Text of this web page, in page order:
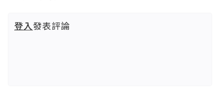
登入發表評論